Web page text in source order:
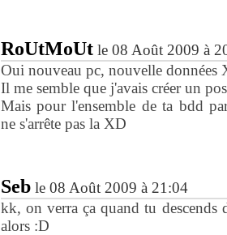
RoUtMoUtle 08 Août 2009 à
Oui nouveau pc, nouvelle données
Il me semble que j'avais créer un
Mais pour l'ensemble de ta bdd
ne s'arrête pas la XD
Seble 08 Août 2009 à 21:04
kk, on verra ça quand tu descends
alors :D